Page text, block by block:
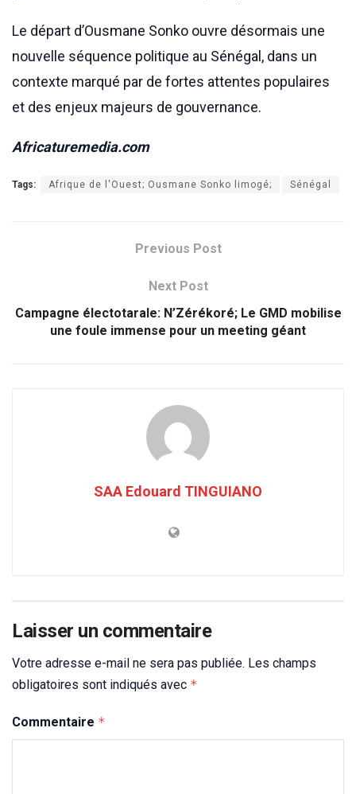
Le départ d’Ousmane Sonko ouvre désormais une
nouvelle séquence politique au Sénégal, dans un
contexte marqué par de fortes attentes populaires
et des enjeux majeurs de gouvernance.
Africaturemedia.com
Tags: Afrique de l'Ouest; Ousmane Sonko limogé; Sénégal
Previous Post
Next Post
Campagne électotarale: N’Zérékoré; Le GMD mobilise
une foule immense pour un meeting géant
SAA Edouard TINGUIANO
Laisser un commentaire
Votre adresse e-mail ne sera pas publiée. Les champs
obligatoires sont indiqués avec *
Commentaire *